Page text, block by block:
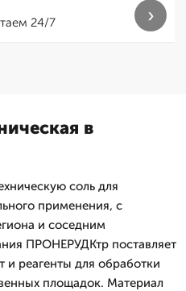
24/7 ›
в
соль для
применения, с
и соседним
ПРОНЕРУДКтр поставляет
и реагенты для обработки
площадок. Материал